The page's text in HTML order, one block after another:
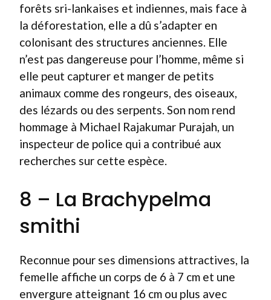
forêts sri-lankaises et indiennes, mais face à
la déforestation, elle a dû s’adapter en
colonisant des structures anciennes. Elle
n’est pas dangereuse pour l’homme, même si
elle peut capturer et manger de petits
animaux comme des rongeurs, des oiseaux,
des lézards ou des serpents. Son nom rend
hommage à Michael Rajakumar Purajah, un
inspecteur de police qui a contribué aux
recherches sur cette espèce.
8 – La Brachypelma
smithi
Reconnue pour ses dimensions attractives, la
femelle affiche un corps de 6 à 7 cm et une
envergure atteignant 16 cm ou plus avec